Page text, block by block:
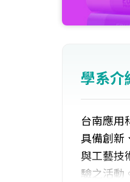
學系介
台南應用
具備創新
與工藝技
驗之活動